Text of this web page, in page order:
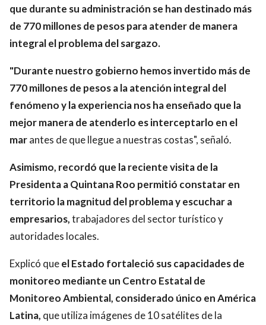
que durante su administración se han destinado más
de 770 millones de pesos para atender de manera
integral el problema del sargazo.
"Durante nuestro gobierno hemos invertido más de
770 millones de pesos a la atención integral del
fenómeno y la experiencia nos ha enseñado que la
mejor manera de atenderlo es interceptarlo en el
marantes de que llegue a nuestras costas", señaló.
Asimismo, recordó que la reciente visita de la
Presidenta a Quintana Roo permitió constatar en
territorio la magnitud del problema y escuchar a
empresarios,trabajadores del sector turístico y
autoridades locales.
Explicó queel Estado fortaleció sus capacidades de
monitoreo mediante un Centro Estatal de
Monitoreo Ambiental, considerado único en América
Latina, que utiliza imágenes de 10 satélites de la